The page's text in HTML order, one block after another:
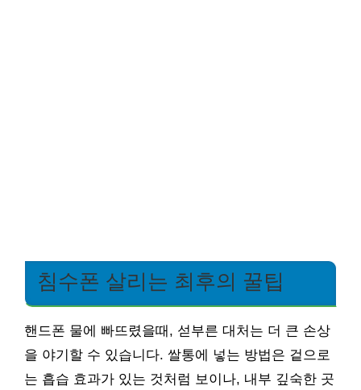
침수폰 살리는 최후의 꿀팁
핸드폰 물에 빠뜨렸을때, 섣부른 대처는 더 큰 손상
을 야기할 수 있습니다. 쌀통에 넣는 방법은 겉으로
는 흡습 효과가 있는 것처럼 보이나, 내부 깊숙한 곳